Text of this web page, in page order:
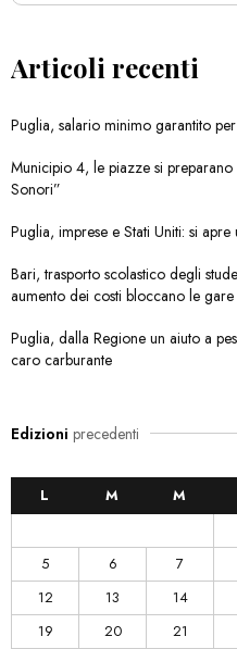
Articoli recenti
Puglia, salario minimo garantito
Municipio 4, le piazze si
Sonori”
Puglia, imprese e Stati Uniti: si
Bari, trasporto scolastico degli
aumento dei costi bloccano le gare
Puglia, dalla Regione un aiuto a
caro carburante
Edizioni precedenti
L M M
5
6 7
12
13 14
19
20 21